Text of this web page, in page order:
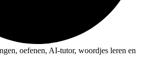
oefenen, AI-tutor, woordjes leren en